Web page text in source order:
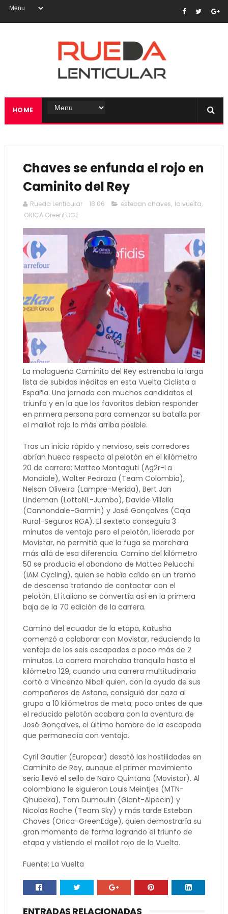
HOME
Chaves se enfunda el rojo en
Caminito del Rey
Rueda Lenticular 18:06 esteban chaves, la vuelta,
ORICA GreenEDGE
La malagueña Caminito del Rey estrenaba la larga
lista de subidas inéditas en esta Vuelta Ciclista a
España. Una jornada con muchos candidatos al
triunfo y en la que los favoritos debían responder
en primera persona para comenzar su batalla por
el maillot rojo lo más arriba posible.
Tras un inicio rápido y nervioso, seis corredores
abrían hueco respecto al pelotón en el kilómetro
20 de carrera: Matteo Montaguti (Ag2r-La
Mondiale), Walter Pedraza (Team Colombia),
Nelson Oliveira (Lampre-Merida), Bert Jan
Lindeman (LottoNL-Jumbo), Davide Villella
(Cannondale-Garmin) y José Gonçalves (Caja
Rural-Seguros RGA). El sexteto conseguía 3
minutos de ventaja pero el pelotón, liderado por
Movistar, no permitió que la fuga se marchara
más allá de esa diferencia. Camino del kilómetro
50 se producía el abandono de Matteo Pelucchi
(IAM Cycling), quien se había caído en un tramo
de descenso tratando de contactar con el
pelotón. El italiano se convertía así en la primera
baja de la 70 edición de la carrera.
Camino del ecuador de la etapa, Katusha
comenzó a colaborar con Movistar, reduciendo la
ventaja de los seis escapados a poco más de 2
minutos. La carrera marchaba tranquila hasta el
kilómetro 129, cuando una carrera multitudinaria
cortó a Vincenzo Nibali quien, con la ayuda de sus
compañeros de Astana, consiguió dar caza al
grupo a 10 kilómetros de meta; poco antes de que
el reducido pelotón acabara con la aventura de
José Gonçalves, el último hombre de la escapada
que permanecía con ventaja.
Cyril Gautier (Europcar) desató las hostilidades en
Caminito de Rey, aunque el primer movimiento
serio llevó el sello de Nairo Quintana (Movistar). Al
colombiano le siguieron Louis Meintjes (MTN-
Qhubeka), Tom Dumoulin (Giant-Alpecin) y
Nicolas Roche (Team Sky) y más tarde Esteban
Chaves (Orica-GreenEdge), quien demostraría su
gran momento de forma logrando el triunfo de
etapa y vistiendo el maillot rojo de la Vuelta.
Fuente: La Vuelta
ENTRADAS RELACIONADAS